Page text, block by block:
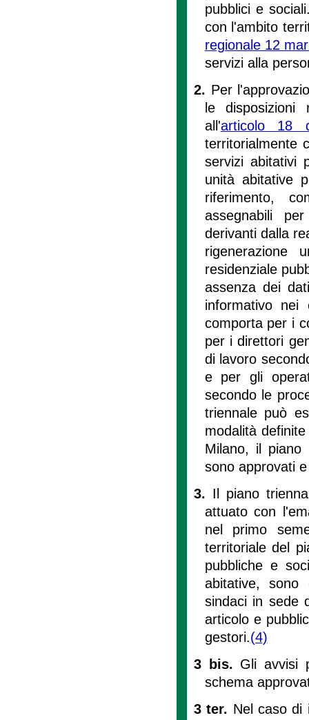
pubblici e
con l'ambito
regionale 12
servizi alla
2. Per
le
all'articolo 18
territorialmente
servizi abitativi
unità abitative
riferimento,
assegnabili
derivanti dalla
rigenerazione
residenziale
assenza dei
informativo nei
comporta per i
per i direttori
di lavoro
e per gli
secondo le
triennale può
modalità
Milano, il piano
sono approvati
3. Il piano
attuato con
nel primo
territoriale del
pubbliche e
abitative, sono
sindaci in sede
articolo e
gestori.(4)
3 bis. Gli avvisi
schema
3 ter. Nel caso di